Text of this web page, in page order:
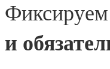
Фиксируем
и